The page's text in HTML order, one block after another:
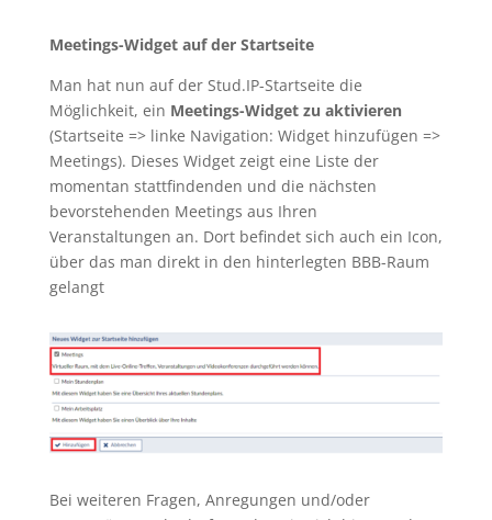
Meetings-Widget auf der Startseite
Man hat nun auf der Stud.IP-Startseite die
Möglichkeit, ein Meetings-Widget zu aktivieren
(Startseite => linke Navigation: Widget hinzufügen =>
Meetings). Dieses Widget zeigt eine Liste der
momentan stattfindenden und die nächsten
bevorstehenden Meetings aus Ihren
Veranstaltungen an. Dort befindet sich auch ein Icon,
über das man direkt in den hinterlegten BBB-Raum
gelangt
Bei weiteren Fragen, Anregungen und/oder